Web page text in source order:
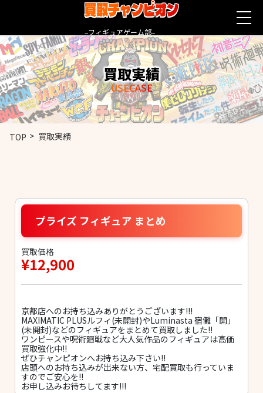
買取チャンピオン
–フィギュアゲーム部–
買取実績
USECASE
TOP 買取実績
プライズ フィギュア まとめ
買取価格
¥12,900
京都店へのお持ち込みありがとうございます!!!
MAXIMATIC PLUSルフィ(未開封)やLuminasta 宿儺「開」
(未開封)などのフィギュアをまとめて買取しました!!
ワンピースや呪術廻戦など大人気作品のフィギュアは高価
買取強化中!!
ぜひチャンピオンへお持ち込み下さい!!
店頭へのお持ち込みが出来ない方、宅配買取も行っていま
すのでご安心を!!
お申し込みお待ちしてます!!!